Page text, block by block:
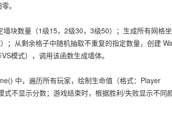
。
块数量（1级15，2级30，3级50）；生成所有网格坐
；从剩余格子中随机抽取不重复的指定数量，创建
模式），调用该函数生成墙体。
中，遍历所有玩家，绘制生命值（格式：Player
不显示分数；游戏结束时，根据胜利/失败显示不同